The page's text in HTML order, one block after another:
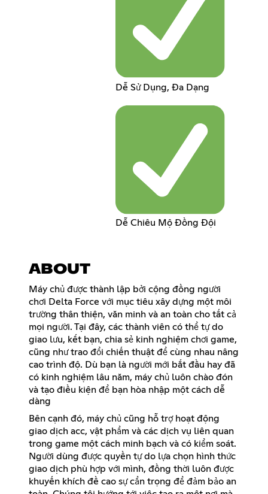
Dễ Sử Dụng, Đa Dạng
Dễ Chiêu Mộ Đồng Đội
ABOUT
Máy chủ được thành lập bởi cộng đồng người
chơi Delta Force với mục tiêu xây dựng một môi
trường thân thiện, văn minh và an toàn cho tất cả
mọi người. Tại đây, các thành viên có thể tự do
giao lưu, kết bạn, chia sẻ kinh nghiệm chơi game,
cũng như trao đổi chiến thuật để cùng nhau nâng
cao trình độ. Dù bạn là người mới bắt đầu hay đã
có kinh nghiệm lâu năm, máy chủ luôn chào đón
và tạo điều kiện để bạn hòa nhập một cách dễ
dàng
Bên cạnh đó, máy chủ cũng hỗ trợ hoạt động
giao dịch acc, vật phẩm và các dịch vụ liên quan
trong game một cách minh bạch và có kiểm soát.
Người dùng được quyền tự do lựa chọn hình thức
giao dịch phù hợp với mình, đồng thời luôn được
khuyến khích đề cao sự cẩn trọng để đảm bảo an